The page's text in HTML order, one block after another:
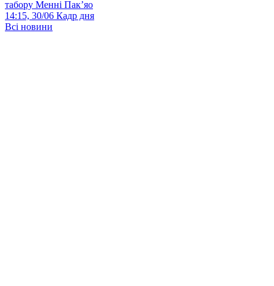
табору Менні Пак’яо
14:15, 30/06 Кадр дня
Всі новини